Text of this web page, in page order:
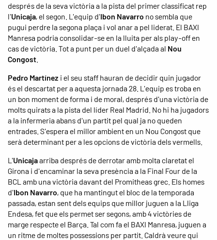
després de la seva victòria a la pista del primer classificat rep
l'Unicaja, el segon. L'equip d'Ibon Navarro no sembla que
pugui perdre la segona plaça i vol anar a pel liderat. El BAXI
Manresa podria consolidar-se en la lluita per als play-off en
cas de victòria. Tot a punt per un duel d'alçada al Nou
Congost
Pedro Martínez i el seu staff hauran de decidir quin jugador
és el descartat per a aquesta jornada 28. L'equip es troba en
un bon moment de forma i de moral, després d'una victòria de
molts quirats a la pista del líder Real Madrid. No hi ha jugadors
a la infermeria abans d'un partit pel qual ja no queden
entrades. S'espera el millor ambient en un Nou Congost que
serà determinant per a les opcions de victòria dels vermells.
L'Unicajaarriba després de derrotar amb molta claretat el
Girona i d'encaminar la seva presència a la Final Four de la
BCL amb una victòria davant del Promitheas grec. Els homes
d'Ibon Navarro, que ha mantingut el bloc de la temporada
passada, estan sent dels equips que millor juguen a la Lliga
Endesa, fet que els permet ser segons, amb 4 victòries de
marge respecte el Barça. Tal com fa el BAXI Manresa, juguen a
un ritme de moltes possessions per partit. Caldrà veure qui